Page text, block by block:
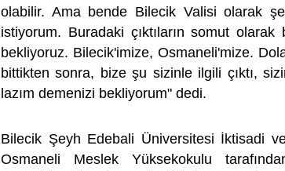
olabilir. Ama bende Bilecik Valisi olarak
istiyorum. Buradaki çıktıların somut
bekliyoruz. Bilecik'imize, Osmaneli'mize.
bittikten sonra, bize şu sizinle ilgili çıktı,
lazım demenizi bekliyorum" dedi.
Bilecik Şeyh Edebali Üniversitesi İktisadi
Osmaneli Meslek Yüksekokulu